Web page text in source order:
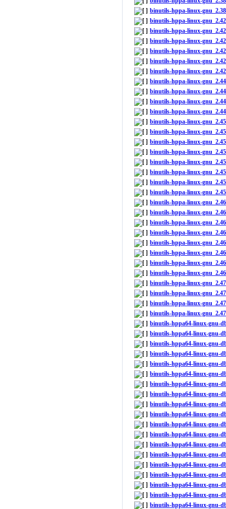
binutils-hppa-linux-
binutils-hppa-linux-
binutils-hppa-linux-
binutils-hppa-linux-
binutils-hppa-linux-
binutils-hppa-linux-
binutils-hppa-linux-
binutils-hppa-linux-
binutils-hppa-linux-
binutils-hppa-linux-
binutils-hppa-linux-
binutils-hppa-linux-
binutils-hppa-linux-
binutils-hppa-linux-
binutils-hppa-linux-
binutils-hppa-linux-
binutils-hppa-linux-
binutils-hppa-linux-
binutils-hppa-linux-
binutils-hppa-linux-
binutils-hppa-linux-
binutils-hppa-linux-
binutils-hppa-linux-
binutils-hppa-linux-
binutils-hppa-linux-
binutils-hppa-linux-
binutils-hppa-linux-
binutils-hppa-linux-
binutils-hppa-linux-
binutils-hppa-linux-
binutils-hppa-linux-
binutils-hppa64-linux-gnu-
binutils-hppa64-linux-gnu-
binutils-hppa64-linux-gnu-
binutils-hppa64-linux-gnu-
binutils-hppa64-linux-gnu-
binutils-hppa64-linux-gnu-
binutils-hppa64-linux-gnu-
binutils-hppa64-linux-gnu-
binutils-hppa64-linux-gnu-
binutils-hppa64-linux-gnu-
binutils-hppa64-linux-gnu-
binutils-hppa64-linux-gnu-
binutils-hppa64-linux-gnu-
binutils-hppa64-linux-gnu-
binutils-hppa64-linux-gnu-
binutils-hppa64-linux-gnu-
binutils-hppa64-linux-gnu-
binutils-hppa64-linux-gnu-
binutils-hppa64-linux-gnu-